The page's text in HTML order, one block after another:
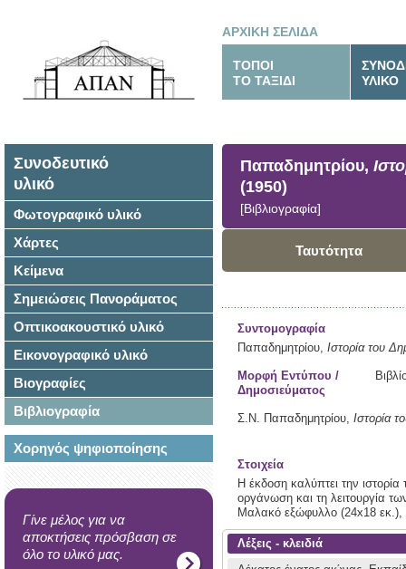
ΑΡΧΙΚΗ ΣΕΛΙΔΑ
ΤΟΠΟΙ
ΤΟ ΤΑΞΙΔΙ
ΥΛΙΚΟ
Συνοδευτικό
υλικό
Φωτογραφικό υλικό
Χάρτες
Κείμενα
Σημειώσεις Πανοράματος
Οπτικοακουστικό υλικό
Εικονογραφικό υλικό
Βιογραφίες
Βιβλιογραφία
Χορηγός ψηφιοποίησης
Γίνε μέλος για να
αποκτήσεις πρόσβαση σε
όλο το υλικό μας.
Παπαδημητρίου,
(1950)
[Βιβλιογραφία]
Ταυτότητα
Συντομογραφία
Παπαδημητρίου, Ιστορία του
Μορφή Εντύπου /
Δημοσιεύματος
Σ.Ν. Παπαδημητρίου, Ιστορία
Στοιχεία
Η έκδοση καλύπτει την
οργάνωση και τη λειτουργία
Μαλακό εξώφυλλο (24x18 εκ.),
Λέξεις - κλειδιά